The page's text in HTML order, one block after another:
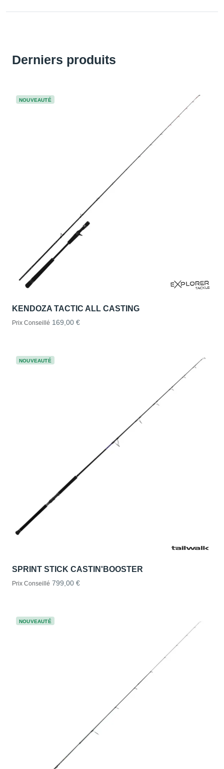
Derniers produits
NOUVEAUTÉ
KENDOZA TACTIC ALL CASTING
Prix Conseillé 169,00 €
NOUVEAUTÉ
SPRINT STICK CASTIN'BOOSTER
Prix Conseillé 799,00 €
NOUVEAUTÉ